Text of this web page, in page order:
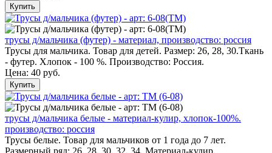
Купить
трусы д/мальчика (футер) - материал, производство: россия
Трусы для мальчика. Товар для детей. Размер: 26, 28, 30.Ткань
- футер. Хлопок - 100 %. Производство: Россия.
Цена: 40 руб.
Купить
трусы д/мальчика белые - материал-кулир, хлопок-100%.
производство: россия
Трусы белые. Товар для мальчиков от 1 года до 7 лет.
Размерный ряд: 26, 28, 30, 32, 34. Материал-кулир.